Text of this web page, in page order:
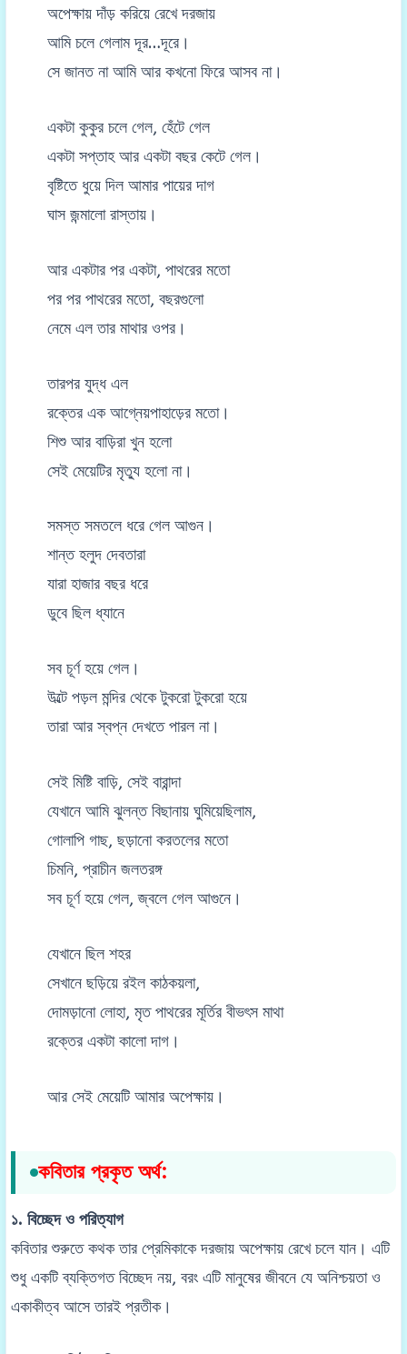
অপেক্ষায় দাঁড় করিয়ে রেখে দরজায়
আমি চলে গেলাম দূর…দূরে।
সে জানত না আমি আর কখনো ফিরে আসব না।
একটা কুকুর চলে গেল, হেঁটে গেল
একটা সপ্তাহ আর একটা বছর কেটে গেল।
বৃষ্টিতে ধুয়ে দিল আমার পায়ের দাগ
ঘাস জন্মালো রাস্তায়।
আর একটার পর একটা, পাথরের মতো
পর পর পাথরের মতো, বছরগুলো
নেমে এল তার মাথার ওপর।
তারপর যুদ্ধ এল
রক্তের এক আগ্নেয়পাহাড়ের মতো।
শিশু আর বাড়িরা খুন হলো
সেই মেয়েটির মৃত্যু হলো না।
সমস্ত সমতলে ধরে গেল আগুন।
শান্ত হলুদ দেবতারা
যারা হাজার বছর ধরে
ডুবে ছিল ধ্যানে
সব চূর্ণ হয়ে গেল।
উল্টে পড়ল মন্দির থেকে টুকরো টুকরো হয়ে
তারা আর স্বপ্ন দেখতে পারল না।
সেই মিষ্টি বাড়ি, সেই বারান্দা
যেখানে আমি ঝুলন্ত বিছানায় ঘুমিয়েছিলাম,
গোলাপি গাছ, ছড়ানো করতলের মতো
চিমনি, প্রাচীন জলতরঙ্গ
সব চূর্ণ হয়ে গেল, জ্বলে গেল আগুনে।
যেখানে ছিল শহর
সেখানে ছড়িয়ে রইল কাঠকয়লা,
দোমড়ানো লোহা, মৃত পাথরের মূর্তির বীভৎস মাথা
রক্তের একটা কালো দাগ।
আর সেই মেয়েটি আমার অপেক্ষায়।
কবিতার প্রকৃত অর্থ:
১. বিচ্ছেদ ও পরিত্যাগ
কবিতার শুরুতে কথক তার প্রেমিকাকে দরজায় অপেক্ষায় রেখে চলে যান। এটি
শুধু একটি ব্যক্তিগত বিচ্ছেদ নয়, বরং এটি মানুষের জীবনে যে অনিশ্চয়তা ও
একাকীত্ব আসে তারই প্রতীক।